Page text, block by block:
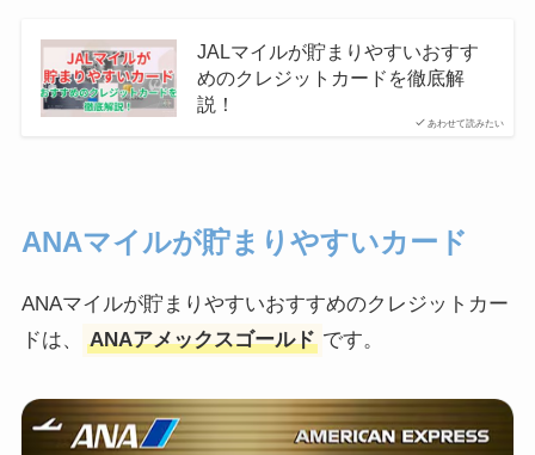
あわせて読みたい
JALマイルが貯まりやすいおすす
めのクレジットカードを徹底解
説！
ANAマイルが貯まりやすいカード
ANAマイルが貯まりやすいおすすめのクレジットカー
ドは、
ANAアメックスゴールド です。